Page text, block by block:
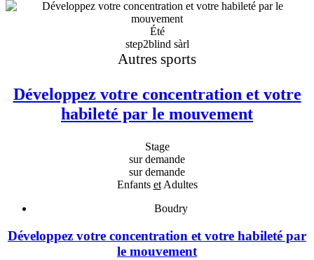
Été
step2blind sàrl
Autres sports
Développez votre concentration et votre
habileté par le mouvement
Stage
sur demande
sur demande
Enfants etAdultes
Boudry
Développez votre concentration et votre habileté par
le mouvement